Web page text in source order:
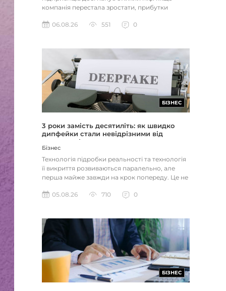
компанія перестала зростати, прибутки
06.08.26
551 0
БІЗНЕС
3 роки замість десятиліть: як швидко
дипфейки стали невідрізними від
реальності
Бізнес
Технологія підробки реальності та технологія
її викриття розвиваються паралельно, але
перша майже завжди на крок попереду. Це не
05.08.26
710 0
БІЗНЕС